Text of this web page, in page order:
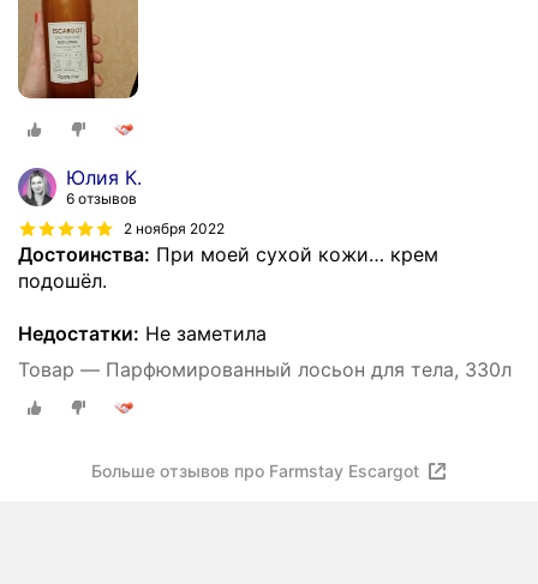
Юлия К.
6 отзывов
2 ноября 2022
Достоинства: При моей сухой кожи… крем
подошёл.
Недостатки: Не заметила
Товар — Парфюмированный лосьон для тела, 330л
Больше отзывов про Farmstay Escargot